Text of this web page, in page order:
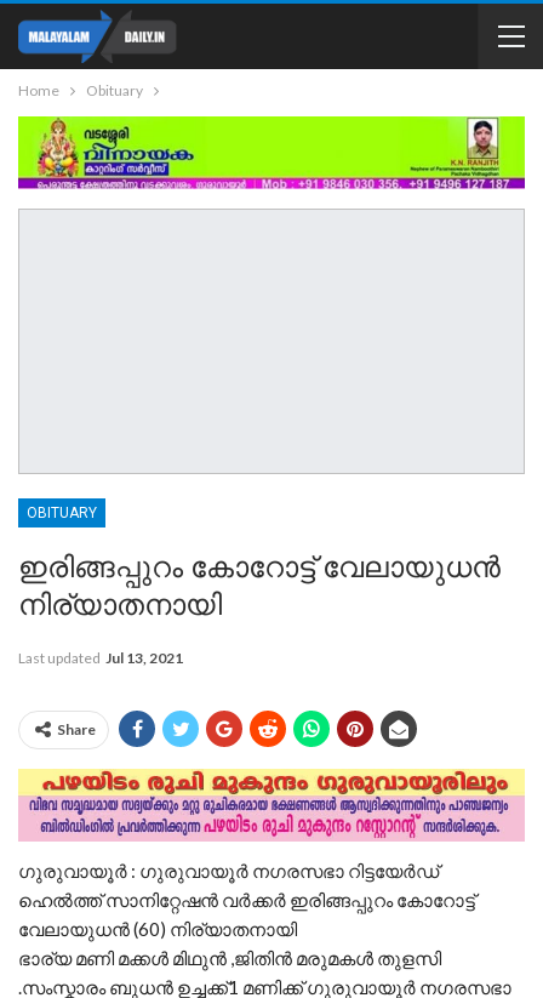
Home Obituary
OBITUARY
ഇരിങ്ങപ്പുറം കോറോട്ട് വേലായുധൻ
നിര്യാതനായി
Last updated Jul 13, 2021
Share
ഗുരുവായൂർ : ഗുരുവായൂർ നഗരസഭാ റിട്ടയേർഡ്
ഹെൽത്ത് സാനിറ്റേഷൻ വർക്കർ ഇരിങ്ങപ്പുറം കോറോട്ട്
വേലായുധൻ (60) നിര്യാതനായി
ഭാര്യ മണി മക്കൾ മിഥുൻ ,ജിതിൻ മരുമകൾ തുളസി
.സംസ്കാരം ബുധൻ ഉച്ചക്ക്1 മണിക്ക് ഗുരുവായൂർ നഗരസഭാ